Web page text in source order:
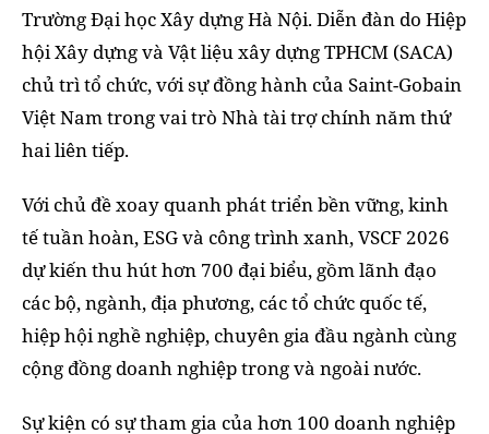
Trường Đại học Xây dựng Hà Nội. Diễn đàn do Hiệp
hội Xây dựng và Vật liệu xây dựng TPHCM (SACA)
chủ trì tổ chức, với sự đồng hành của Saint-Gobain
Việt Nam trong vai trò Nhà tài trợ chính năm thứ
hai liên tiếp.
Với chủ đề xoay quanh phát triển bền vững, kinh
tế tuần hoàn, ESG và công trình xanh, VSCF 2026
dự kiến thu hút hơn 700 đại biểu, gồm lãnh đạo
các bộ, ngành, địa phương, các tổ chức quốc tế,
hiệp hội nghề nghiệp, chuyên gia đầu ngành cùng
cộng đồng doanh nghiệp trong và ngoài nước.
Sự kiện có sự tham gia của hơn 100 doanh nghiệp